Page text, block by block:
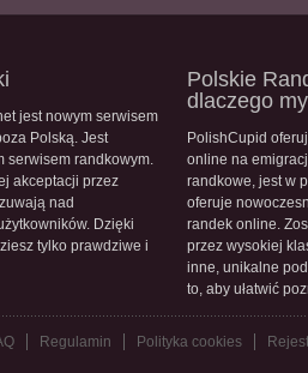
jest nowym serwisem
Polską. Jest
serwisem randkowym.
akceptacji przez
nad
Dzięki
tylko prawdziwe i
Polskie
dlaczego
PolishCupid
online na
randkowe, jest w
oferuje
randek online.
przez wysokiej
inne, unikalne
to, aby ułatwić
Regulamin Polityka cookies